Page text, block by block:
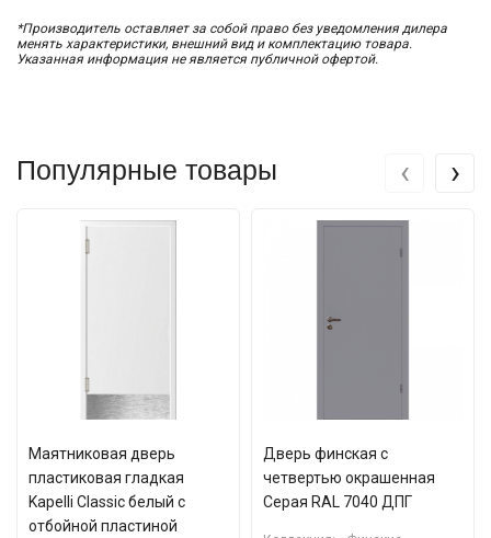
*Производитель оставляет за собой право без уведомления дилера
менять характеристики, внешний вид и комплектацию товара.
Указанная информация не является публичной офертой.
Популярные товары
Маятниковая дверь
пластиковая гладкая
Kapelli Classic белый с
отбойной пластиной
Дверь финская с
четвертью окрашенная
Серая RAL 7040 ДПГ
‹ ›